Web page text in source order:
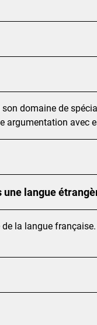
domaine de
argumentation avec
une langue
la langue